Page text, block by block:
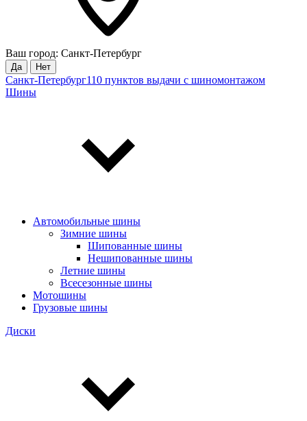
Ваш город: Санкт-Петербург
Да Нет
Санкт-Петербург110 пунктов выдачи с шиномонтажом
Шины
Автомобильные шины
Зимние шины
Шипованные шины
Нешипованные шины
Летние шины
Всесезонные шины
Мотошины
Грузовые шины
Диски